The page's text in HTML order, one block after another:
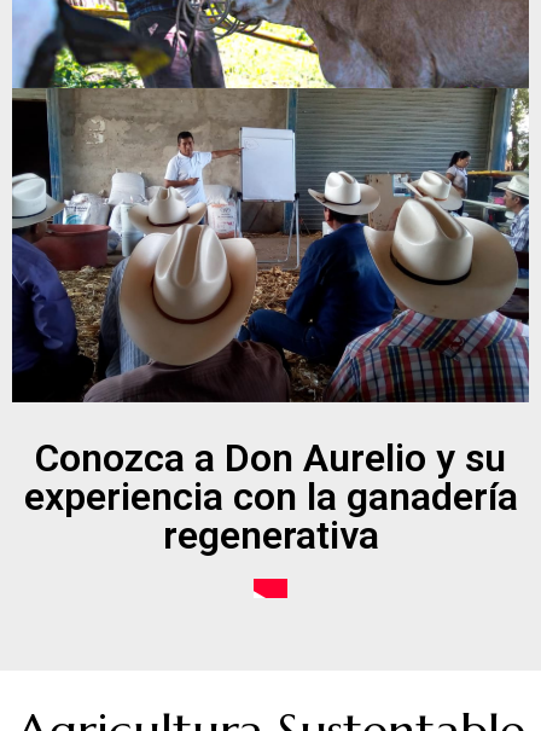
Conozca a Don Aurelio y su
experiencia con la ganadería
regenerativa